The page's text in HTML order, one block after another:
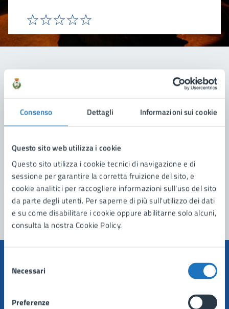
Consenso Dettagli Informazioni sui cookie
Questo sito web utilizza i cookie
Questo sito utilizza i cookie tecnici di navigazione e di
sessione per garantire la corretta fruizione del sito, e
cookie analitici per raccogliere informazioni sull'uso del sito
da parte degli utenti. Per saperne di più sull'utilizzo dei dati
e su come disabilitare i cookie oppure abilitarne solo alcuni,
consulta la nostra Cookie Policy.
delNecessari
Preferenze
Valuta 5 stelle su 5
Valuta 4 stelle su 5
Valuta 3 stelle su 5
Valuta 2 stelle su 5
Valuta 1 stelle su 5
Contatta il comune
Leggi le domande frequenti
Richiedi assistenza
Prenota appuntamento
Problemi in città
Segnala disservizio
Comune di Manduria